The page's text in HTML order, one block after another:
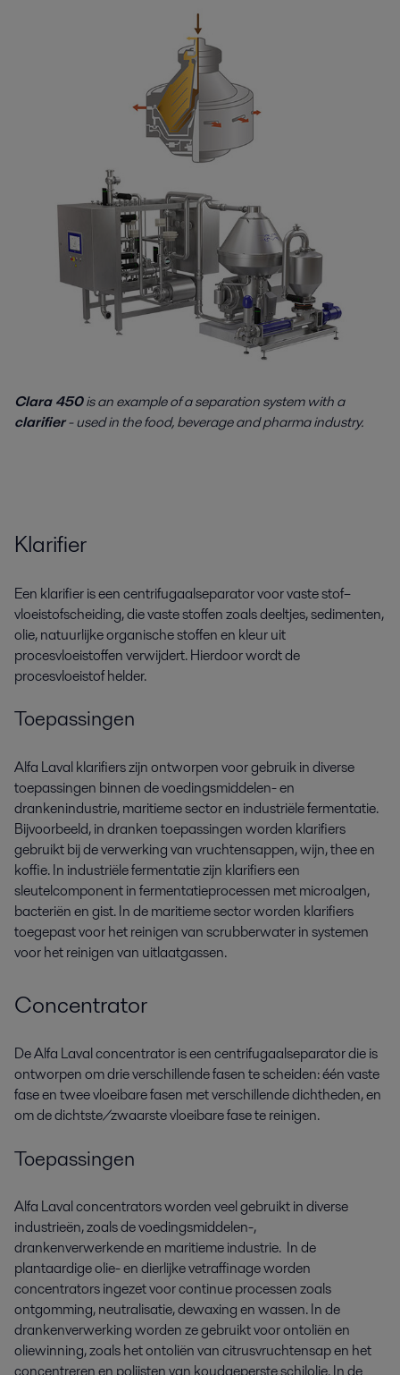
Clara 450is an example of a separation system with a
clarifier- used in the food, beverage and pharma industry.
Klarifier
Een klarifier is een centrifugaalseparator voor vaste stof–
vloeistofscheiding, die vaste stoffen zoals deeltjes, sedimenten,
olie, natuurlijke organische stoffen en kleur uit
procesvloeistoffen verwijdert. Hierdoor wordt de
procesvloeistof helder.
Toepassingen
Alfa Laval klarifiers zijn ontworpen voor gebruik in diverse
toepassingen binnen de voedingsmiddelen- en
drankenindustrie, maritieme sector en industriële fermentatie.
Bijvoorbeeld, in dranken toepassingen worden klarifiers
gebruikt bij de verwerking van vruchtensappen, wijn, thee en
koffie. In industriële fermentatie zijn klarifiers een
sleutelcomponent in fermentatieprocessen met microalgen,
bacteriën en gist. In de maritieme sector worden klarifiers
toegepast voor het reinigen van scrubberwater in systemen
voor het reinigen van uitlaatgassen.
Concentrator
De Alfa Laval concentrator is een centrifugaalseparator die is
ontworpen om drie verschillende fasen te scheiden: één vaste
fase en twee vloeibare fasen met verschillende dichtheden, en
om de dichtste/zwaarste vloeibare fase te reinigen.
Toepassingen
Alfa Laval concentrators worden veel gebruikt in diverse
industrieën, zoals de voedingsmiddelen-,
drankenverwerkende en maritieme industrie. In de
plantaardige olie- en dierlijke vetraffinage worden
concentrators ingezet voor continue processen zoals
ontgomming, neutralisatie, dewaxing en wassen. In de
drankenverwerking worden ze gebruikt voor ontoliën en
oliewinning, zoals het ontoliën van citrusvruchtensap en het
concentreren en polijsten van koudgeperste schilolie. In de